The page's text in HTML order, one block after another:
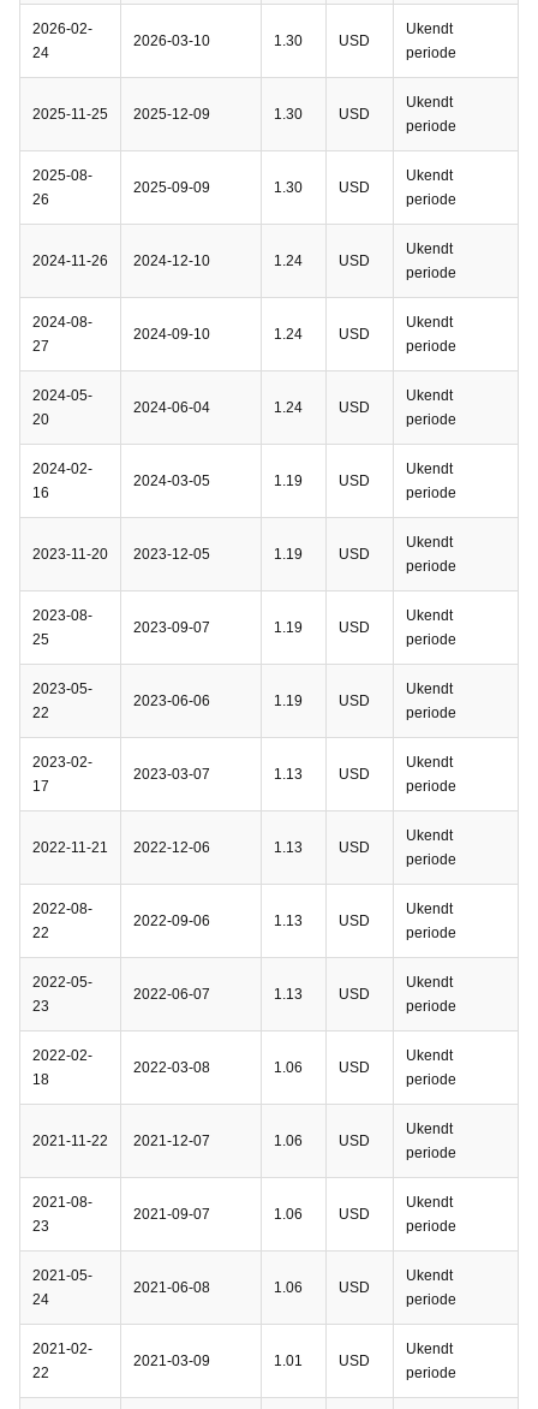
2026-02-
24
2026-03-10 1.30 USD
Ukendt
periode
2025-11-25 2025-12-09 1.30 USD
Ukendt
periode
2025-08-
26
2025-09-09 1.30 USD
Ukendt
periode
2024-11-26 2024-12-10 1.24 USD
Ukendt
periode
2024-08-
27
2024-09-10 1.24 USD
Ukendt
periode
2024-05-
20
2024-06-04 1.24 USD
Ukendt
periode
2024-02-
16
2024-03-05 1.19 USD
Ukendt
periode
2023-11-20 2023-12-05 1.19 USD
Ukendt
periode
2023-08-
25
2023-09-07 1.19 USD
Ukendt
periode
2023-05-
22
2023-06-06 1.19 USD
Ukendt
periode
2023-02-
17
2023-03-07 1.13 USD
Ukendt
periode
2022-11-21 2022-12-06 1.13 USD
Ukendt
periode
2022-08-
22
2022-09-06 1.13 USD
Ukendt
periode
2022-05-
23
2022-06-07 1.13 USD
Ukendt
periode
2022-02-
18
2022-03-08 1.06 USD
Ukendt
periode
2021-11-22 2021-12-07 1.06 USD
Ukendt
periode
2021-08-
23
2021-09-07 1.06 USD
Ukendt
periode
2021-05-
24
2021-06-08 1.06 USD
Ukendt
periode
2021-02-
22
2021-03-09 1.01 USD
Ukendt
periode